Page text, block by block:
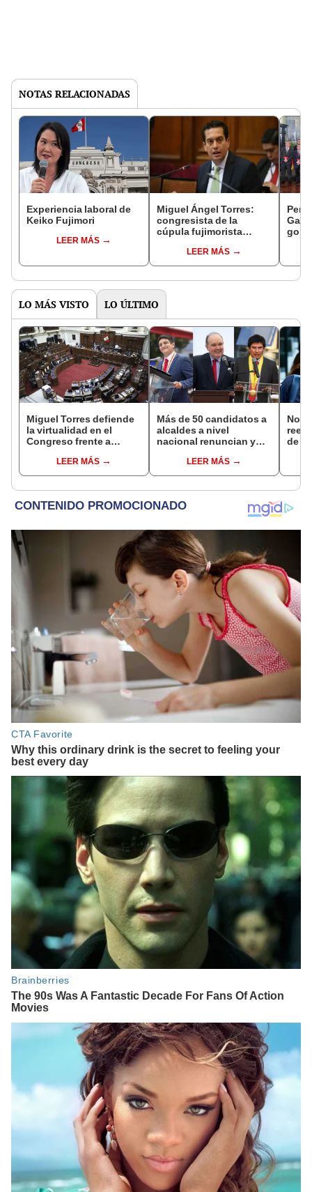
NOTAS RELACIONADAS
Experiencia laboral de
Keiko Fujimori
LEER MÁS
Miguel Ángel Torres:
congresista de la
cúpula fujimorista
del SenadoLEER MÁS
LO MÁS VISTO LO ÚLTIMO
Miguel Torres defiende
la virtualidad en el
Congreso frente a
plantea la
presencialidad
LEER MÁS
Más de 50 candidatos a
alcaldes a nivel
nacional renuncian y
encubiertaLEER MÁS
de